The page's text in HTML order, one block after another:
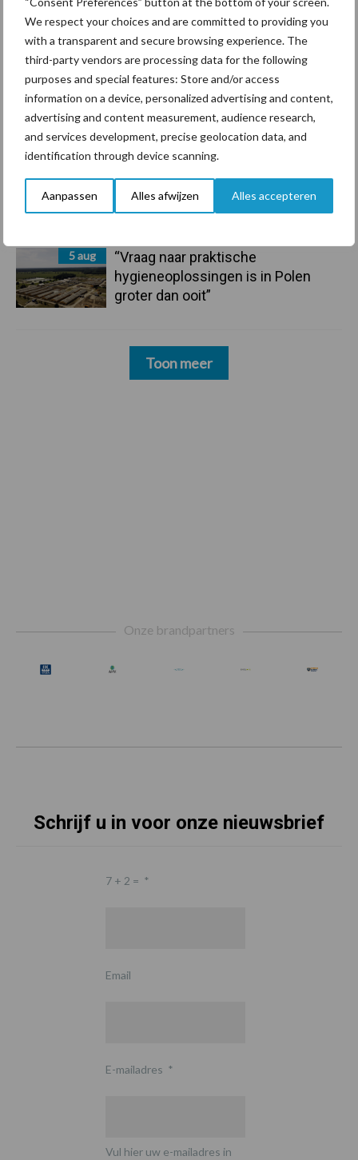
We respect your choices and are committed to providing you
with a transparent and secure browsing experience. The
third-party vendors are processing data for the following
purposes and special features: Store and/or access
information on a device, personalized advertising and content,
advertising and content measurement, audience research,
and services development, precise geolocation data, and
identification through device scanning.
Aanpassen Alles afwijzen Alles accepteren
7 aug
De speenhuid: een vaak
onderschatte risicofactor voor
mastitis
6 aug
ForFarmers ziet volume en
marktaandeel groeien in krimpende
Nederlandse markt
6 aug
Tien praktische tips voor een
langere levensduur
5 aug
“Vraag naar praktische
hygieneoplossingen is in Polen
groter dan ooit”
Toon meer
Onze brandpartners
Schrijf u in voor onze nieuwsbrief
7 + 2 = *
Email
E-mailadres *
Vul hier uw e-mailadres in